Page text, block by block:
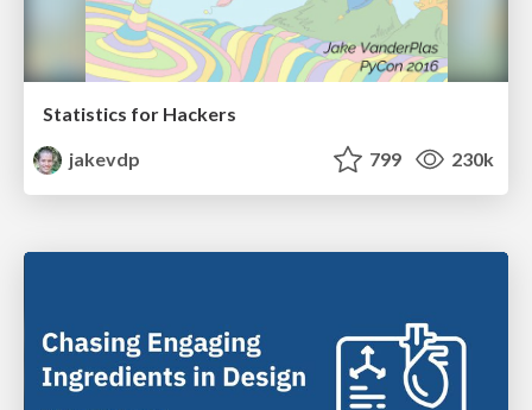
Statistics for Hackers
jakevdp
799 230k